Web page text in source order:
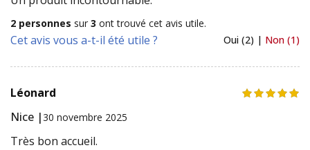
2 personnes sur 3 ont trouvé cet avis utile.
Cet avis vous a-t-il été utile ? Oui (2) | Non (1)
Léonard
Nice |30 novembre 2025
Très bon accueil.